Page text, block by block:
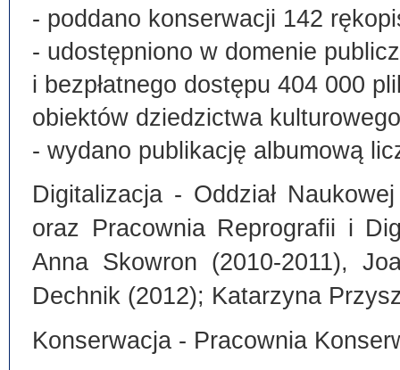
- poddano konserwacji 142
- udostępniono w domenie
i bezpłatnego dostępu 404 000
obiektów dziedzictwa kulturowego
- wydano publikację albumową
Digitalizacja - Oddział
oraz Pracownia Reprografii i
Anna Skowron (2010-2011),
Dechnik (2012); Katarzyna
Konserwacja - Pracownia